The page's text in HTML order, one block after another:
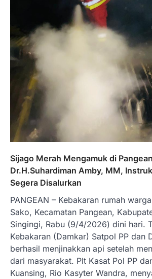
Sijago Merah Mengamuk di
Dr.H.Suhardiman Amby, MM,
Segera Disalurkan
PANGEAN – Kebakaran rumah
Sako, Kecamatan Pangean,
Singingi, Rabu (9/4/2026) dini hari.
Kebakaran (Damkar) Satpol PP dan
berhasil menjinakkan api setelah
dari masyarakat. Plt Kasat Pol PP
Kuansing, Rio Kasyter Wandra,